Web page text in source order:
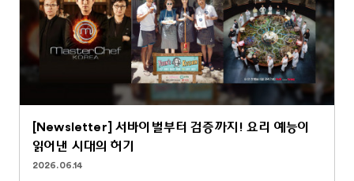
[Newsletter] 서바이벌부터 검증까지! 요리 예능이
읽어낸 시대의 허기
2026.06.14